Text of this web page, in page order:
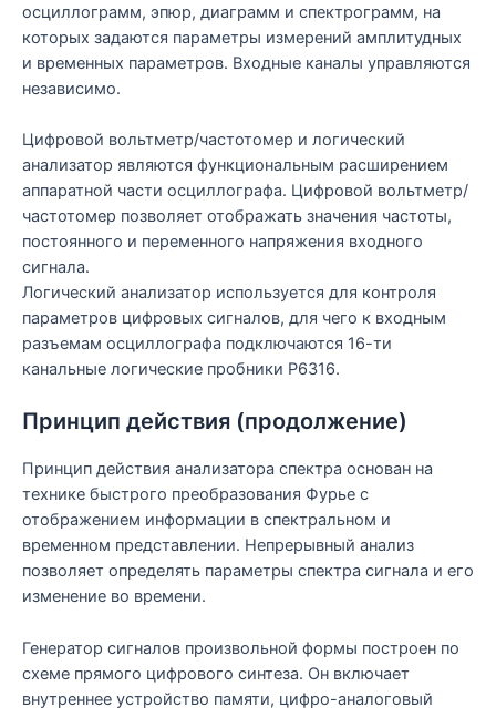
осциллограмм, эпюр, диаграмм и спектрограмм, на
которых задаются параметры измерений амплитудных
и временных параметров. Входные каналы управляются
независимо.
Цифровой вольтметр/частотомер и логический
анализатор являются функциональным расширением
аппаратной части осциллографа. Цифровой вольтметр/
частотомер позволяет отображать значения частоты,
постоянного и переменного напряжения входного
сигнала.
Логический анализатор используется для контроля
параметров цифровых сигналов, для чего к входным
разъемам осциллографа подключаются 16-ти
канальные логические пробники P6316.
Принцип действия (продолжение)
Принцип действия анализатора спектра основан на
технике быстрого преобразования Фурье с
отображением информации в спектральном и
временном представлении. Непрерывный анализ
позволяет определять параметры спектра сигнала и его
изменение во времени.
Генератор сигналов произвольной формы построен по
схеме прямого цифрового синтеза. Он включает
внутреннее устройство памяти, цифро-аналоговый